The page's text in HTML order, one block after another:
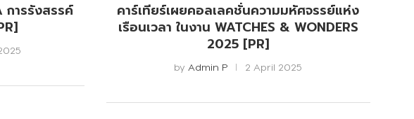
การรังสรรค์
คาร์เทียร์เผยคอลเลคชั่นความมหัศจรรย์แห่ง
เรือนเวลา ในงาน WATCHES & WONDERS
2025 [PR]
by Admin P 2 April 2025